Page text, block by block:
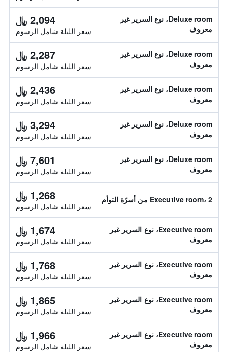
Deluxe room، نوع السرير غير
معروف
2,094 ﷼
سعر الليلة شامل الرسوم
Deluxe room، نوع السرير غير
معروف
2,287 ﷼
سعر الليلة شامل الرسوم
Deluxe room، نوع السرير غير
معروف
2,436 ﷼
سعر الليلة شامل الرسوم
Deluxe room، نوع السرير غير
معروف
3,294 ﷼
سعر الليلة شامل الرسوم
Deluxe room، نوع السرير غير
معروف
7,601 ﷼
سعر الليلة شامل الرسوم
Executive room، 2 من أسرّة التوأم 1,268 ﷼
سعر الليلة شامل الرسوم
Executive room، نوع السرير غير
معروف
1,674 ﷼
سعر الليلة شامل الرسوم
Executive room، نوع السرير غير
معروف
1,768 ﷼
سعر الليلة شامل الرسوم
Executive room، نوع السرير غير
معروف
1,865 ﷼
سعر الليلة شامل الرسوم
Executive room، نوع السرير غير
معروف
1,966 ﷼
سعر الليلة شامل الرسوم